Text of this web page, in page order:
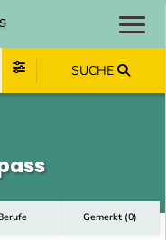
SUCHE
Gemerkt (0)